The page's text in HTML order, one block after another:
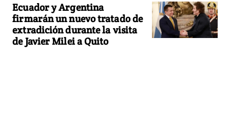
Ecuador y Argentina
firmarán un nuevo tratado de
extradición durante la visita
de Javier Milei a Quito